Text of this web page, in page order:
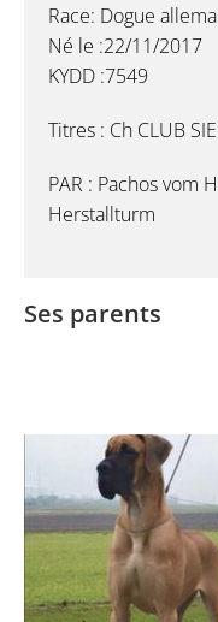
Race: Dogue
Né le :22/11/2017
KYDD :7549
Titres : Ch CLUB
PAR : Pachos
Herstallturm
Ses parents